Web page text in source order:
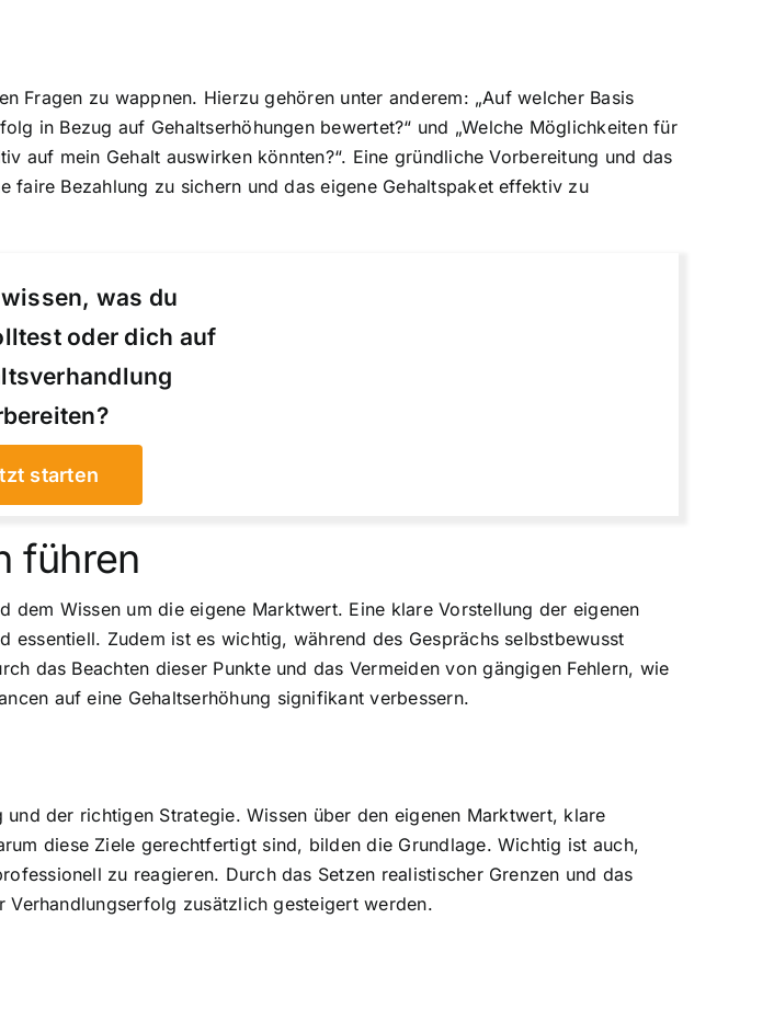
Fragen zu wappnen. Hierzu gehören unter anderem: „Auf welcher Basis
in Bezug auf Gehaltserhöhungen bewertet?“ und „Welche Möglichkeiten für
auf mein Gehalt auswirken könnten?“. Eine gründliche Vorbereitung und das
faire Bezahlung zu sichern und das eigene Gehaltspaket effektiv zu
was du
oder dich auf
starten
führen
Wissen um die eigene Marktwert. Eine klare Vorstellung der eigenen
essentiell. Zudem ist es wichtig, während des Gesprächs selbstbewusst
das Beachten dieser Punkte und das Vermeiden von gängigen Fehlern, wie
auf eine Gehaltserhöhung signifikant verbessern.
der richtigen Strategie. Wissen über den eigenen Marktwert, klare
diese Ziele gerechtfertigt sind, bilden die Grundlage. Wichtig ist auch,
zu reagieren. Durch das Setzen realistischer Grenzen und das
zusätzlich gesteigert werden.